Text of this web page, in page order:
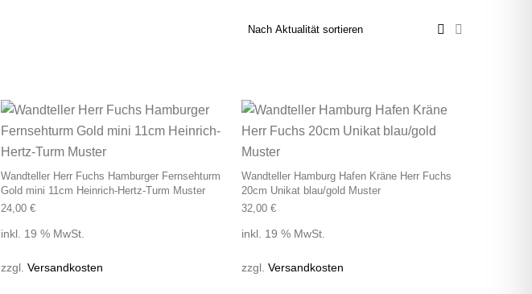
Wandteller Herr Fuchs Hamburger Fernsehturm
Gold mini 11cm Heinrich-Hertz-Turm Muster
24,00 €
inkl. 19 % MwSt.
zzgl. Versandkosten
Wandteller Hamburg Hafen Kräne Herr Fuchs
20cm Unikat blau/gold Muster
32,00 €
inkl. 19 % MwSt.
zzgl. Versandkosten